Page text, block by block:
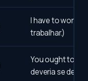
I have to work.
trabalhar.)
You ought to
deveria se